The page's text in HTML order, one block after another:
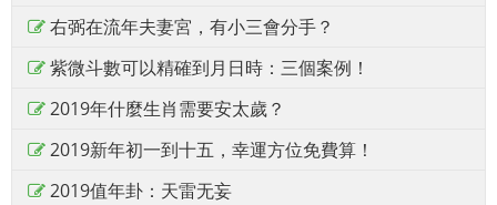
右弼在流年夫妻宮，有小三會分手？
紫微斗數可以精確到月日時：三個案例！
2019年什麼生肖需要安太歲？
2019新年初一到十五，幸運方位免費算！
2019值年卦：天雷无妄